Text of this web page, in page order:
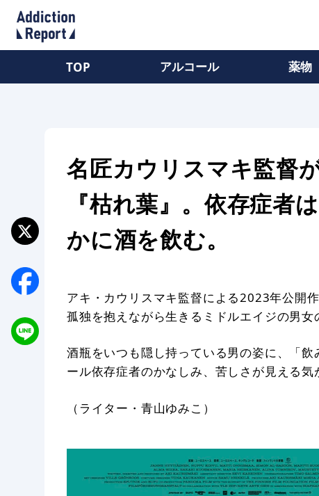
TOP アルコール 薬物
名匠カウリスマキ監督
『枯れ葉』。依存症者
かに酒を飲む。
アキ・カウリスマキ監督による2023年公開
孤独を抱えながら生きるミドルエイジの男女
酒瓶をいつも隠し持っている男の姿に、「
ール依存症者のかなしみ、苦しさが見える気
（ライター・青山ゆみこ）